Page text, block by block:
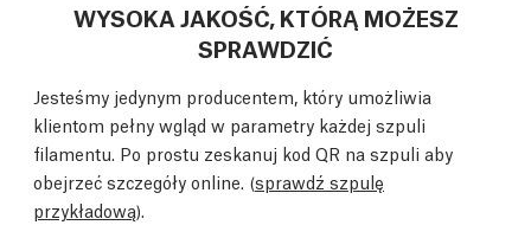
WYSOKA JAKOŚĆ, KTÓRĄ MOŻESZ
SPRAWDZIĆ
Jesteśmy jedynym producentem, który umożliwia
klientom pełny wgląd w parametry każdej szpuli
filamentu. Po prostu zeskanuj kod QR na szpuli aby
obejrzeć szczegóły online. (sprawdź szpulę
przykładową).